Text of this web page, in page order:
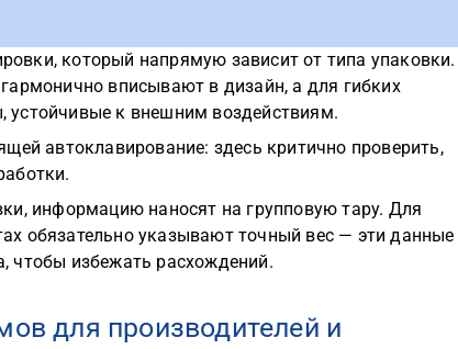
который напрямую зависит от типа упаковки.
вписывают в дизайн, а для гибких
устойчивые к внешним воздействиям.
автоклавирование: здесь критично проверить,
информацию наносят на групповую тару. Для
обязательно указывают точный вес — эти данные
чтобы избежать расхождений.
для производителей и